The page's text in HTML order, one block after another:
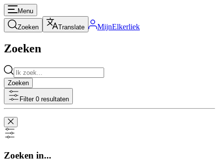
Menu
Zoeken Translate MijnElkerliek
Zoeken
Zoeken
Filter 0 resultaten
Zoeken in...